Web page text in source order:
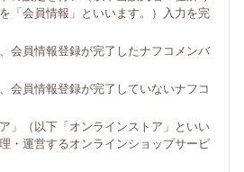
「会員情報」といいます。）入力を完
会員情報登録が完了したナフコメンバ
会員情報登録が完了していないナフコ
」（以下「オンラインストア」といい
・運営するオンラインショップサービ